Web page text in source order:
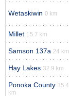
Wetaskiwin 0 km
Millet 15.7 km
Samson 137a 24 km
Hay Lakes 32.9 km
Ponoka County 35.4
km